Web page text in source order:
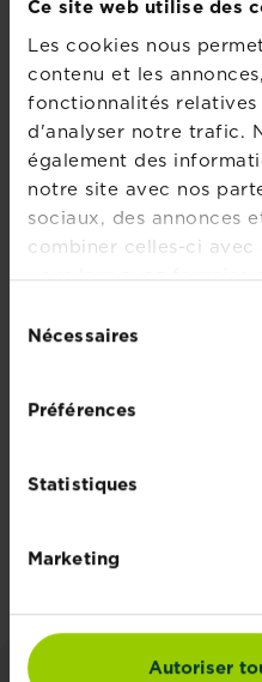
Ce site web utilise des
Les cookies nous
contenu et les
fonctionnalités
d'analyser notre trafic.
également des
notre site avec nos
sociaux, des annonces
combiner celles-ci
vous leur avez fournies
duNécessaires
Préférences
Statistiques
Marketing
Autoriser
géraniums sans
tourbe
Trouver un magasin
Recevez